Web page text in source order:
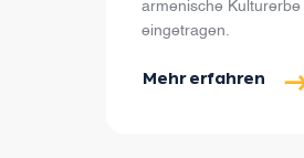
armenische
eingetragen.
Mehr erfahren